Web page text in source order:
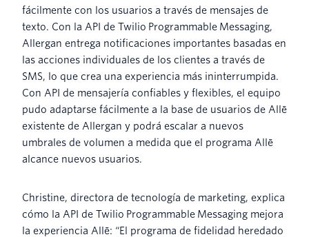
fácilmente con los usuarios a través de mensajes de
texto. Con la API de Twilio Programmable Messaging,
Allergan entrega notificaciones importantes basadas en
las acciones individuales de los clientes a través de
SMS, lo que crea una experiencia más ininterrumpida.
Con API de mensajería confiables y flexibles, el equipo
pudo adaptarse fácilmente a la base de usuarios de Allē
existente de Allergan y podrá escalar a nuevos
umbrales de volumen a medida que el programa Allē
alcance nuevos usuarios.
Christine, directora de tecnología de marketing, explica
cómo la API de Twilio Programmable Messaging mejora
la experiencia Allē: “El programa de fidelidad heredado